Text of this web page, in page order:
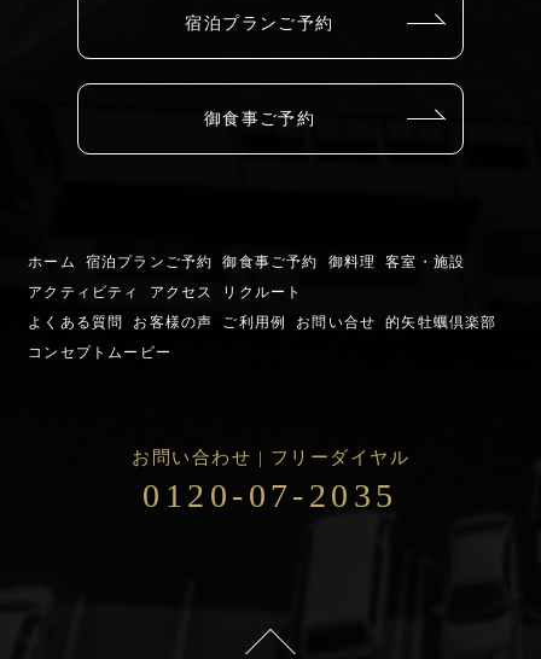
宿泊プランご予約
御食事ご予約
ホーム 宿泊プランご予約 御食事ご予約 御料理
客室・施設
アクティビティ
アクセス
リクルート
よくある質問
お客様の声 ご利用例 お問い合せ
的矢牡蠣倶楽部
コンセプトムービー
お問い合わせ | フリーダイヤル
0120-07-2035